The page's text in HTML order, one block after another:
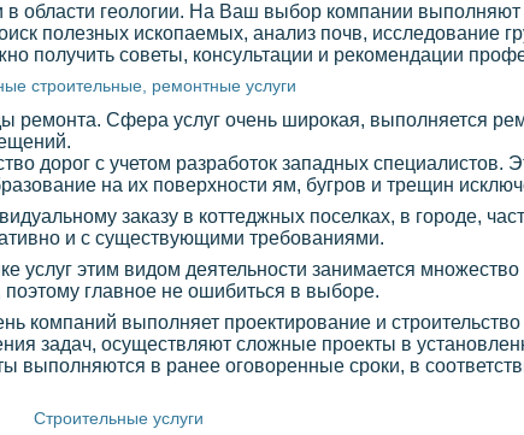
в области геологии. На Ваш выбор компании
полезных ископаемых, анализ почв, исследование
получить советы, консультации и рекомендации
строительные, ремонтные услуги
Сфера услуг очень широкая, выполняется
дорог с учетом разработок западных специалистов.
на их поверхности ям, бугров и трещин
заказу в коттеджных поселках, в городе,
и с существующими требованиями.
услуг этим видом деятельности занимается множество
поэтому главное не ошибиться в выборе.
компаний выполняет проектирование и
задач, осуществляют сложные проекты в
выполняются в ранее оговоренные сроки, в
Строительные услуги